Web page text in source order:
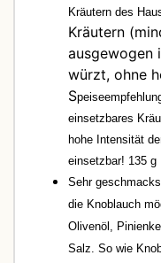
Kräutern des
Kräutern
ausgewogen
würzt, ohne
S
einsetzbares
hohe Intensität
einsetzbar! 135 g
Sehr
die Knoblauch
Olivenöl,
Salz. So wie